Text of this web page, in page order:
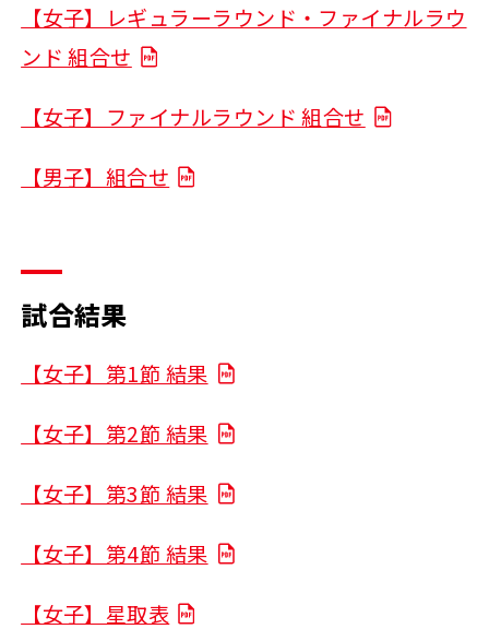
【女子】レギュラーラウンド・ファイナルラウ
ンド 組合せ
【女子】ファイナルラウンド 組合せ
【男子】組合せ
試合結果
【女子】第1節 結果
【女子】第2節 結果
【女子】第3節 結果
【女子】第4節 結果
【女子】星取表